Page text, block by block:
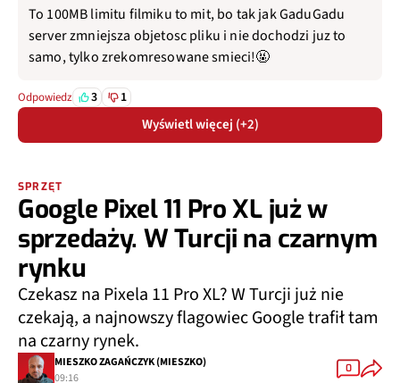
To 100MB limitu filmiku to mit, bo tak jak GaduGadu
server zmniejsza objetosc pliku i nie dochodzi juz to
samo, tylko zrekomresowane smieci!🤬
Odpowiedz 3 1
Wyświetl więcej (+2)
SPRZĘT
Google Pixel 11 Pro XL już w
sprzedaży. W Turcji na czarnym
rynku
Czekasz na Pixela 11 Pro XL? W Turcji już nie
czekają, a najnowszy flagowiec Google trafił tam
na czarny rynek.
MIESZKO ZAGAŃCZYK (MIESZKO)
09:16
0